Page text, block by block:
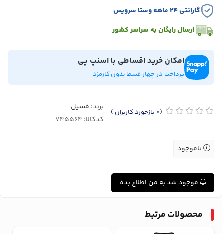
گارانتی ۲۴ ماهه وستا سرویس
ارسال رایگان به سراسر کشور
امکان خرید اقساطی با اسنپ پی
پرداخت در چهار قسط بدون کارمزد
(0 بازخورد کاربران ) برند: فسیل
کدکالا:
ناموجود
موجود شد به من اطلاع بده
محصولات مرتبط